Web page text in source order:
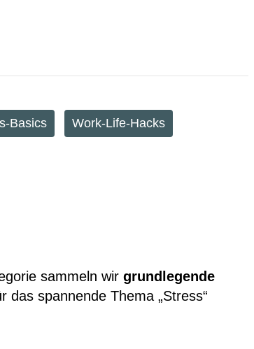
Basics Work-Life-Hacks
sammeln wir grundlegende
das spannende Thema „Stress“